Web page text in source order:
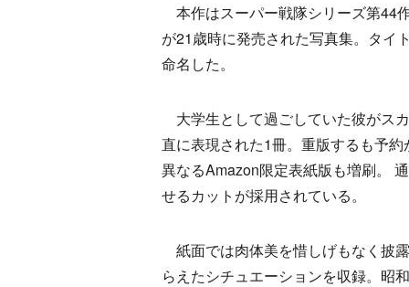
本作はスーパー戦隊シリーズ第44
が21歳時に発売された写真集。タイ
命名した。
大学生として過ごしていた彼がス
直に表現された1冊。重版するも予
異なるAmazon限定表紙版も増刷。
せるカットが採用されている。
紙面では肉体美を惜しげもなく披
らえたシチュエーションを収録。昭